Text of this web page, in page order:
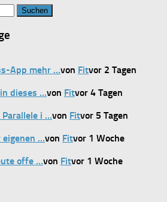
App mehr …von Fitvor 2 Tagen
dieses …von Fitvor 4 Tagen
i …von Fitvor 5 Tagen
…von Fitvor 1 Woche
offe …von Fitvor 1 Woche